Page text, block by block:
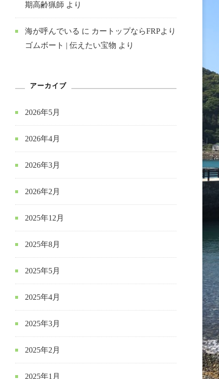
期高齢猟師 より
海が呼んでいる に カートップならFRPより
ゴムボート | 伝えたい宝物 より
アーカイブ
2026年5月
2026年4月
2026年3月
2026年2月
2025年12月
2025年8月
2025年5月
2025年4月
2025年3月
2025年2月
2025年1月